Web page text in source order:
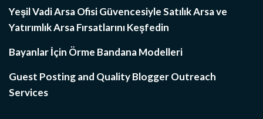
Yeşil Vadi Arsa Ofisi Güvencesiyle Satılık Arsa ve
Yatırımlık Arsa Fırsatlarını Keşfedin
Bayanlar İçin Örme Bandana Modelleri
Guest Posting and Quality Blogger Outreach
Services